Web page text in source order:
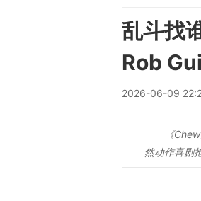
乱斗找
Rob
2026-06-09
《
然动作喜剧